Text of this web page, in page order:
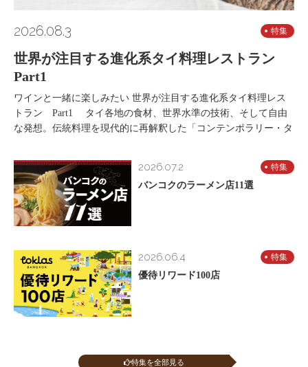
2026.08.3 特集
世界が注目する進化系タイ料理レストラン
Part1
ワインと一緒に楽しみたい 世界が注目する進化系タイ料理レス
トラン Part1 タイ各地の食材、世界水準の技術、そして自由
な発想。伝統料理を現代的に再解釈した「コンテンポラリー・タ
2026.07.2 特集
バンコクのラーメン店11選
2026.06.4 特集
優待リワード100店
特集を全部見る